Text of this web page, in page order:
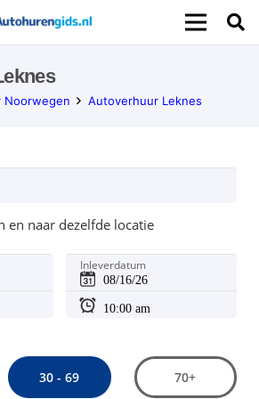
Noorwegen Autoverhuur Leknes
en naar dezelfde locatie
Inleverdatum
30 - 69 70+